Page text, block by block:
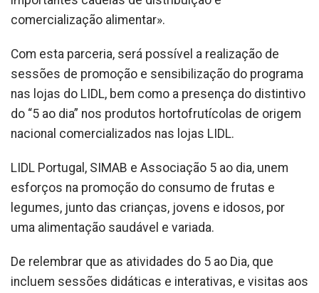
comercialização alimentar».
Com esta parceria, será possível a realização de
sessões de promoção e sensibilização do programa
nas lojas do LIDL, bem como a presença do distintivo
do “5 ao dia” nos produtos hortofrutícolas de origem
nacional comercializados nas lojas LIDL.
LIDL Portugal, SIMAB e Associação 5 ao dia, unem
esforços na promoção do consumo de frutas e
legumes, junto das crianças, jovens e idosos, por
uma alimentação saudável e variada.
De relembrar que as atividades do 5 ao Dia, que
incluem sessões didáticas e interativas, e visitas aos